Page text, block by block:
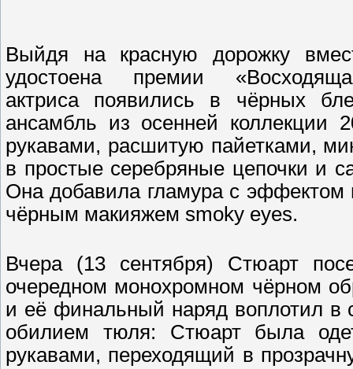
Выйдя на красную дорожку
удостоена премии
актриса появились в чёрных
ансамбль из осенней коллекции
рукавами, расшитую пайетками,
в простые серебряные цепочки и
Она добавила гламура с
чёрным макияжем smoky eyes.
Вчера (13 сентября) Стюарт
очередном монохромном чёрном
и её финальный наряд воплотил в
обилием тюля: Стюарт была
рукавами, переходящий в